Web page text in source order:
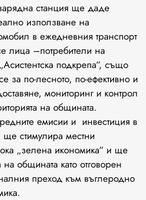
станция ще даде
използване на
в ежедневния транспорт
лица –потребители на
подкрепа“, също
за по-лесното, по-ефективно и
мониторинг и контрол
на общината.
емисии и инвестиция в
ще стимулира местни
„зелена икономика“ и ще
общината като отговорен
преход към въглеродно